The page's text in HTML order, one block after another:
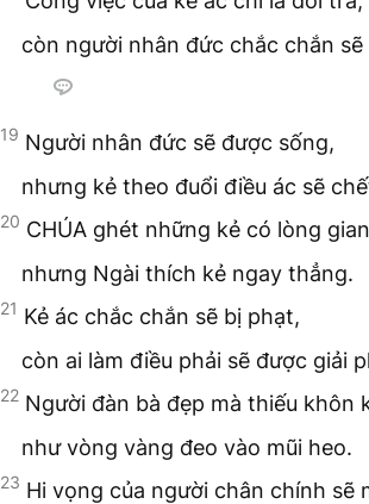
còn người nhân đức chắc chắn
19 Người nhân đức sẽ được sống,
nhưng kẻ theo đuổi điều ác sẽ
20 CHÚA ghét những kẻ có lòng
nhưng Ngài thích kẻ ngay thẳng.
21 Kẻ ác chắc chắn sẽ bị phạt,
còn ai làm điều phải sẽ được giải
22 Người đàn bà đẹp mà thiếu khôn
như vòng vàng đeo vào mũi heo.
23 Hi vọng của người chân chính sẽ